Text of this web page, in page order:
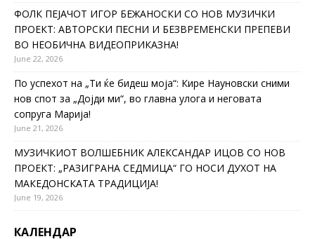
ФОЛК ПЕЈАЧОТ ИГОР БЕЖАНОСКИ СО НОВ МУЗИЧКИ
ПРОЕКТ: АВТОРСКИ ПЕСНИ И БЕЗВРЕМЕНСКИ ПРЕПЕВИ
ВО НЕОБИЧНА ВИДЕОПРИКАЗНА!
June 22, 2026
По успехот на „Ти ќе бидеш моја“: Кире Науновски сними
нов спот за „Дојди ми“, во главна улога и неговата
сопруга Марија!
June 21, 2026
МУЗИЧКИОТ ВОЛШЕБНИК АЛЕКСАНДАР ИЦОВ СО НОВ
ПРОЕКТ: „РАЗИГРАНА СЕДМИЦА“ ГО НОСИ ДУХОТ НА
МАКЕДОНСКАТА ТРАДИЦИЈА!
June 19, 2026
КАЛЕНДАР